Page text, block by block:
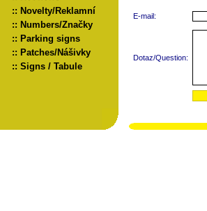
:: Novelty/Reklamní
:: Numbers/Značky
:: Parking signs
:: Patches/Nášivky
:: Signs / Tabule
E-mail:
Dotaz/Question: